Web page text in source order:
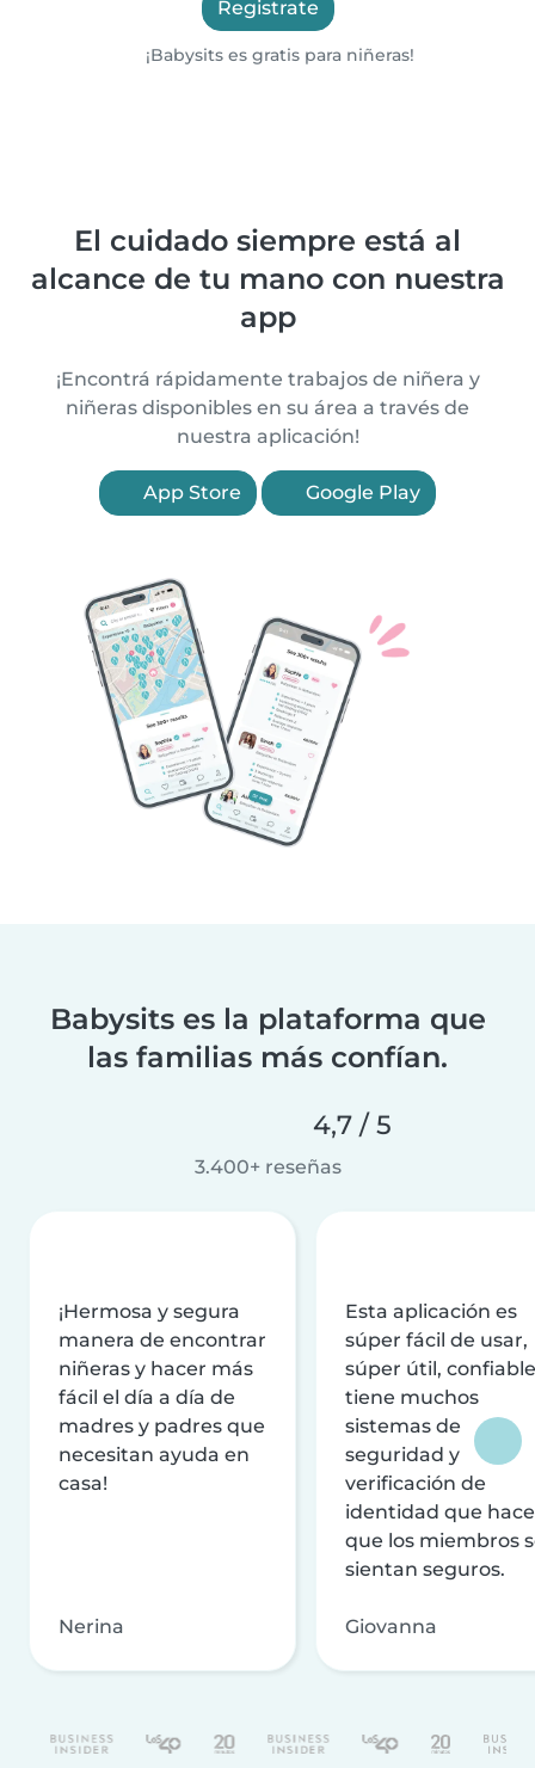
Registrate
¡Babysits es gratis para niñeras!
El cuidado siempre está al
alcance de tu mano con nuestra
app
¡Encontrá rápidamente trabajos de niñera y
niñeras disponibles en su área a través de
nuestra aplicación!
App Store Google Play
Babysits es la plataforma que
las familias más confían.
4,7 / 5
3.400+ reseñas
¡Hermosa y segura
manera de encontrar
niñeras y hacer más
fácil el día a día de
madres y padres que
necesitan ayuda en
casa!
Nerina
Esta aplicación es
súper fácil de usar,
súper útil,
tiene muchos
sistemas de
seguridad y
verificación de
identidad que
que los miembros
sientan seguros.
Giovanna